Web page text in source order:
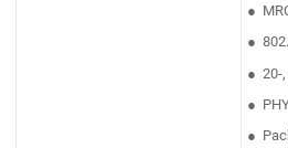
●
●
● 20-,
●
●